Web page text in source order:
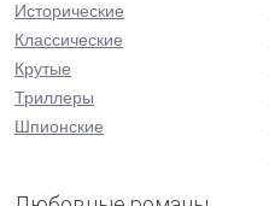
Исторические
Классические
Крутые
Триллеры
Шпионские